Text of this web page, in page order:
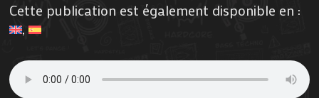
Cette publication est également disponible en :